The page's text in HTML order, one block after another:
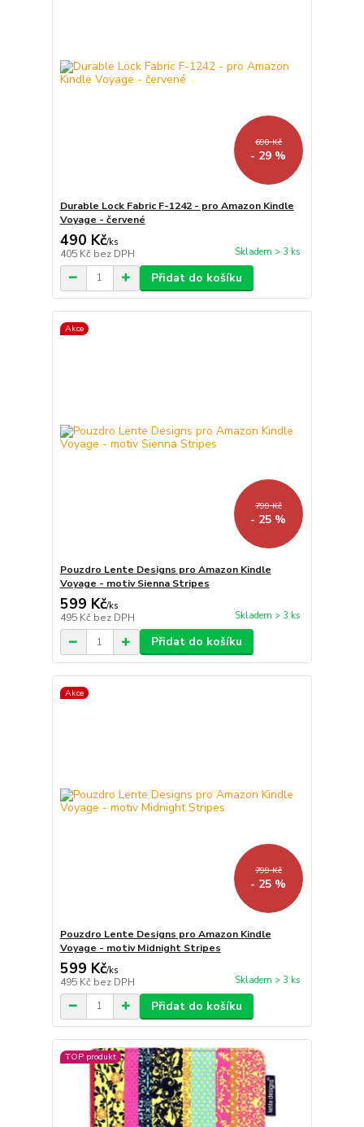
690 Kč
- 29 %
Durable Lock Fabric F-1242 - pro Amazon Kindle
Voyage - červené
490 Kč/ks
405 Kč bez DPH Skladem > 3 ks
Přidat do košíku
Akce
799 Kč
- 25 %
Pouzdro Lente Designs pro Amazon Kindle
Voyage - motiv Sienna Stripes
599 Kč/ks
495 Kč bez DPH Skladem > 3 ks
Přidat do košíku
Akce
799 Kč
- 25 %
Pouzdro Lente Designs pro Amazon Kindle
Voyage - motiv Midnight Stripes
599 Kč/ks
495 Kč bez DPH Skladem > 3 ks
Přidat do košíku
TOP produkt